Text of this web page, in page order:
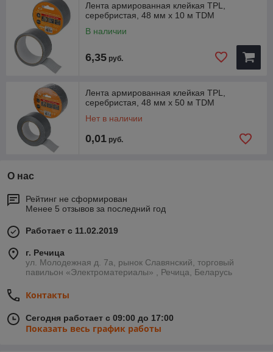
Лента армированная клейкая TPL,
серебристая, 48 мм х 10 м TDM
В наличии
6,35 руб.
Лента армированная клейкая TPL,
серебристая, 48 мм х 50 м TDM
Нет в наличии
0,01 руб.
О нас
Рейтинг не сформирован
Менее 5 отзывов за последний год
Работает с 11.02.2019
г. Речица
ул. Молодежная д. 7а, рынок Славянский, торговый
павильон «Электроматериалы» , Речица, Беларусь
Контакты
Сегодня работает с 09:00 до 17:00
Показать весь график работы